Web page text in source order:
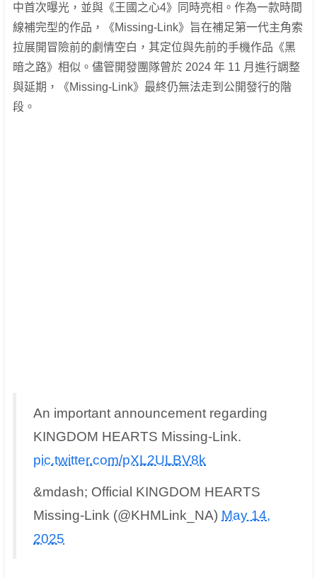
中首次曝光，並與《王國之心4》同時亮相。作為一款時間
線補完型的作品，《Missing-Link》旨在補足第一代主角索
拉展開冒險前的劇情空白，其定位與先前的手機作品《黑
暗之路》相似。儘管開發團隊曾於 2024 年 11 月進行調整
與延期，《Missing-Link》最終仍無法走到公開發行的階
段。
An important announcement regarding
KINGDOM HEARTS Missing-Link.
pic.twitter.com/pXL2ULBV8k
&mdash; Official KINGDOM HEARTS
Missing-Link (@KHMLink_NA) May 14,
2025